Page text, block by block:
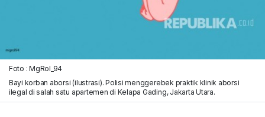
Foto : MgRol_94
Bayi korban aborsi (ilustrasi). Polisi menggerebek praktik klinik aborsi
ilegal di salah satu apartemen di Kelapa Gading, Jakarta Utara.